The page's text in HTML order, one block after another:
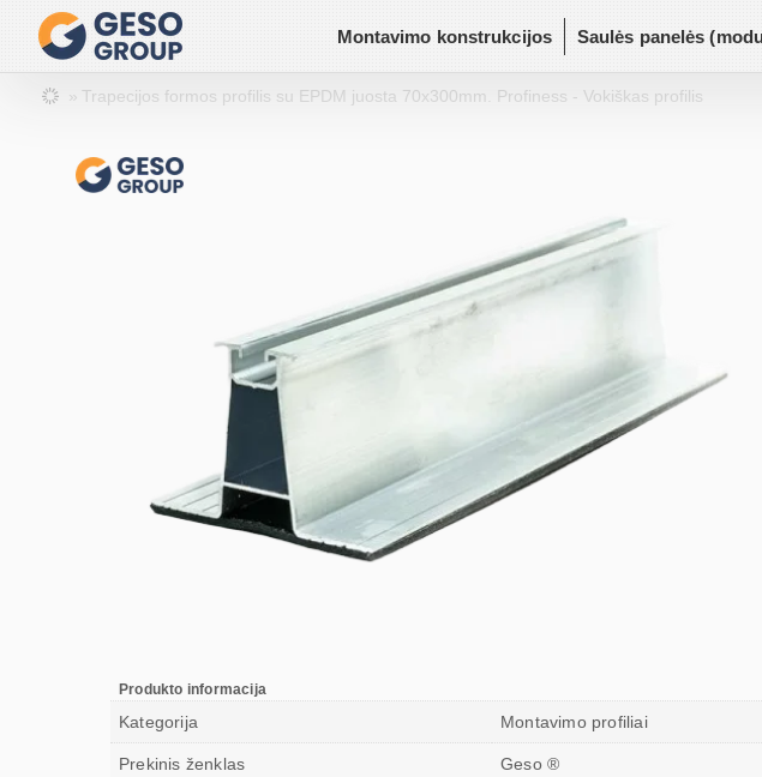
Montavimo konstrukcijos Saulės panelės
Trapecijos formos profilis su EPDM juosta 70x300mm. Profiness - Vokiškas profilis
Produkto informacija
Kategorija Montavimo profiliai
Prekinis ženklas Geso ®